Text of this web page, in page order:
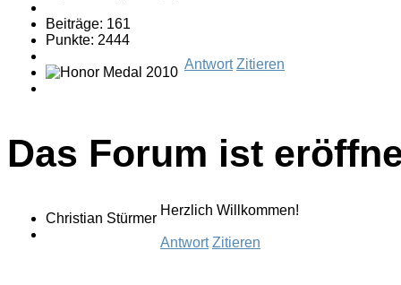
Beiträge: 161
Punkte: 2444
Antwort Zitieren
Das Forum ist
Christian Stürmer
Herzlich Willkommen!
Antwort Zitieren